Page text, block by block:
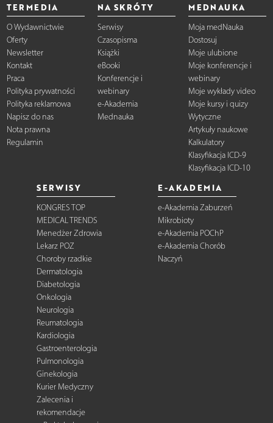
TERMEDIA
O Wydawnictwie
Oferty
Newsletter
Kontakt
Praca
Polityka prywatności
Polityka reklamowa
Napisz do nas
Nota prawna
Regulamin
NA SKRÓTY
Serwisy
Czasopisma
Książki
eBooki
Konferencje i
webinary
e-Akademia
Mednauka
MEDNAUKA
Moja medNauka
Dostosuj
Moje ulubione
Moje konferencje i
webinary
Moje wykłady video
Moje kursy i quizy
Wytyczne
Artykuły naukowe
Kalkulatory
Klasyfikacja ICD-9
Klasyfikacja ICD-10
SERWISY
KONGRES TOP
MEDICAL TRENDS
Menedżer Zdrowia
Lekarz POZ
Choroby rzadkie
Dermatologia
Diabetologia
Onkologia
Neurologia
Reumatologia
Kardiologia
Gastroenterologia
Pulmonologia
Ginekologia
Kurier Medyczny
Zalecenia i
rekomendacje
E-AKADEMIA
e-Akademia Zaburzeń
Mikrobioty
e-Akademia POChP
e-Akademia Chorób
Naczyń